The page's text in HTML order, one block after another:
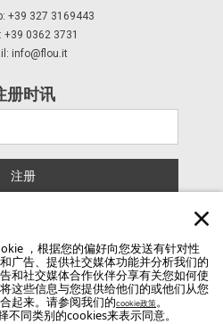
+39 327 3169443
+39 0362 3731
info@flou.it
册时讯
注册
Flou 2026
隐私